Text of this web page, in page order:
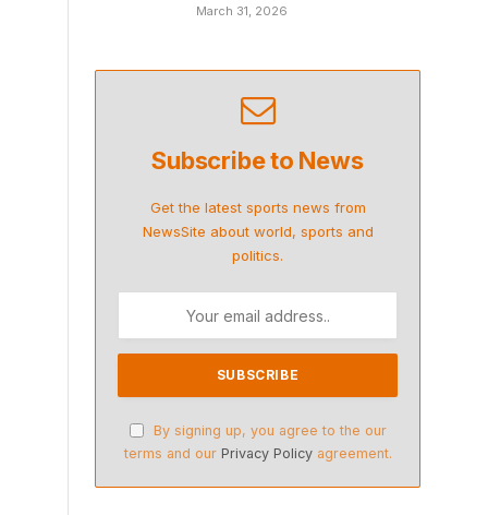
March 31, 2026
Subscribe to News
Get the latest sports news from
NewsSite about world, sports and
politics.
By signing up, you agree to the our
terms and our Privacy Policyagreement.